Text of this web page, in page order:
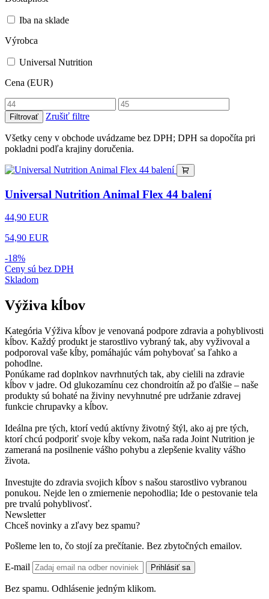
Iba na sklade
Výrobca
Universal Nutrition
Cena (EUR)
Filtrovať Zrušiť filtre
Všetky ceny v obchode uvádzame bez DPH; DPH sa dopočíta pri
pokladni podľa krajiny doručenia.
Universal Nutrition Animal Flex 44 balení
44,90 EUR
54,90 EUR
-18%
Ceny sú bez DPH
Skladom
Výživa kĺbov
Kategória Výživa kĺbov je venovaná podpore zdravia a pohyblivosti
kĺbov. Každý produkt je starostlivo vybraný tak, aby vyživoval a
podporoval vaše kĺby, pomáhajúc vám pohybovať sa ľahko a
pohodlne.
Ponúkame rad doplnkov navrhnutých tak, aby cielili na zdravie
kĺbov v jadre. Od glukozamínu cez chondroitín až po ďalšie – naše
produkty sú bohaté na živiny nevyhnutné pre udržanie zdravej
funkcie chrupavky a kĺbov.
Ideálna pre tých, ktorí vedú aktívny životný štýl, ako aj pre tých,
ktorí chcú podporiť svoje kĺby vekom, naša rada Joint Nutrition je
zameraná na posilnenie vášho pohybu a zlepšenie kvality vášho
života.
Investujte do zdravia svojich kĺbov s našou starostlivo vybranou
ponukou. Nejde len o zmiernenie nepohodlia; Ide o pestovanie tela
pre trvalú pohyblivosť.
Newsletter
Chceš novinky a zľavy bez spamu?
Pošleme len to, čo stojí za prečítanie. Bez zbytočných emailov.
E-mail Prihlásiť sa
Bez spamu. Odhlásenie jedným klikom.